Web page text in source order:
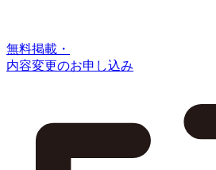
無料掲載・
内容変更のお申し込み